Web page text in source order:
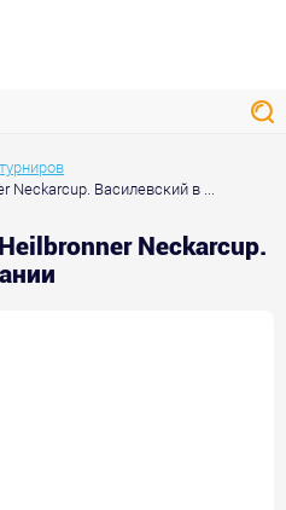
Neckarcup. Василевский в ...
Neckarcup.